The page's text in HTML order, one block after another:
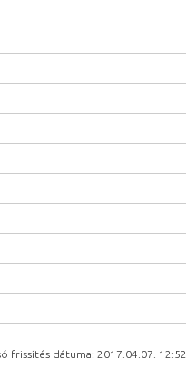
frissítés dátuma: 2017.04.07. 12:52